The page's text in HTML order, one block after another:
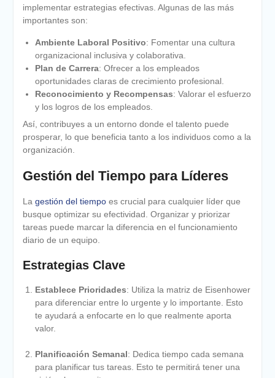
implementar estrategias efectivas. Algunas de las más
importantes son:
Ambiente Laboral Positivo: Fomentar una cultura
organizacional inclusiva y colaborativa.
Plan de Carrera: Ofrecer a los empleados
oportunidades claras de crecimiento profesional.
Reconocimiento y Recompensas: Valorar el esfuerzo
y los logros de los empleados.
Así, contribuyes a un entorno donde el talento puede
prosperar, lo que beneficia tanto a los individuos como a la
organización.
Gestión del Tiempo para Líderes
La gestión del tiempoes crucial para cualquier líder que
busque optimizar su efectividad. Organizar y priorizar
tareas puede marcar la diferencia en el funcionamiento
diario de un equipo.
Estrategias Clave
Establece Prioridades: Utiliza la matriz de Eisenhower
para diferenciar entre lo urgente y lo importante. Esto
te ayudará a enfocarte en lo que realmente aporta
valor.
Planificación Semanal: Dedica tiempo cada semana
para planificar tus tareas. Esto te permitirá tener una